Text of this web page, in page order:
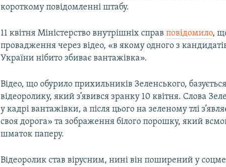
короткому повідомленні штабу.
11 квітня Міністерство внутрішніх справповідомило,
провадження через відео, «в якому одного з
України нібито збиває вантажівка».
Відео, що обурило прихильників Зеленського,
відеоролику, який з’явився зранку 10 квітня. Слова
у кадрі вантажівки, а після цього на зеленому тлі
своя дорога» та зображення білого порошку, який
шматок паперу.
Відеоролик став вірусним, нині він поширений у